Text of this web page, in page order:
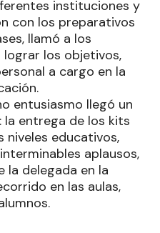
instituciones y
con los preparativos
llamó a los
los objetivos,
a cargo en la
entusiasmo llegó un
entrega de los kits
niveles educativos,
aplausos,
la delegada en la
en las aulas,